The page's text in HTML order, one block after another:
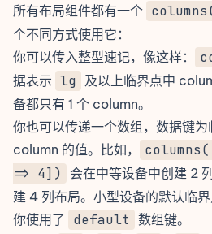
所有布局组件都有一个
个不同方式使用它：
你可以传入整型速记，像这样：
据表示 lg 及以上临界点中
备都只有 1 个 column。
你也可以传递一个数组，数据键
column 的值。比如，
=> 4])
会在中等设备中创建 2
建 4 列布局。小型设备的默认临
你使用了
default 数组键。